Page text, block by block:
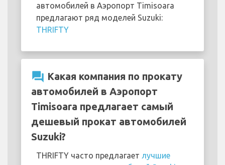
автомобилей в Аэропорт Timisoara
предлагают ряд моделей Suzuki:
THRIFTY
question_answer Какая компания по прокату
автомобилей в Аэропорт
Timisoara предлагает самый
дешевый прокат автомобилей
Suzuki?
THRIFTY часто предлагает лучшие